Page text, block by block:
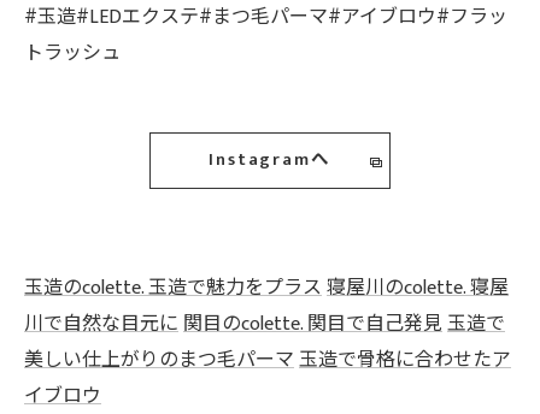
#玉造#LEDエクステ#まつ毛パーマ#アイブロウ#フラッ
トラッシュ
Instagramへ
玉造のcolette. 玉造で魅力をプラス寝屋川のcolette. 寝屋
川で自然な目元に関目のcolette. 関目で自己発見玉造で
美しい仕上がりのまつ毛パーマ玉造で骨格に合わせたア
イブロウ